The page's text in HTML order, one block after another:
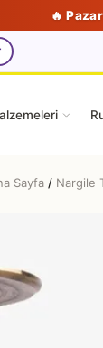
🔥
Sayfa / Nargile